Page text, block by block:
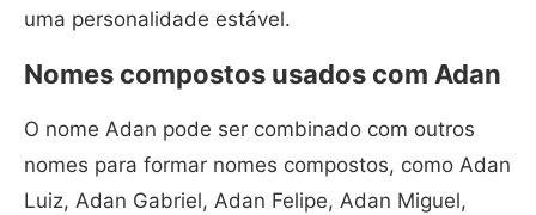
uma personalidade estável.
Nomes compostos usados com Adan
O nome Adan pode ser combinado com outros
nomes para formar nomes compostos, como Adan
Luiz, Adan Gabriel, Adan Felipe, Adan Miguel,